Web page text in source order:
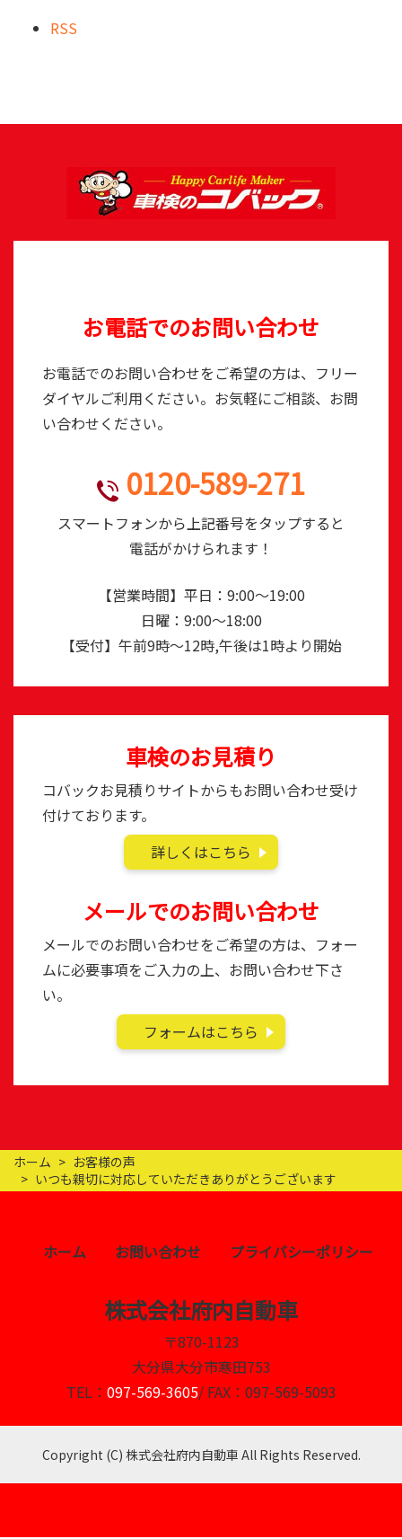
RSS
お電話でのお問い合わせ
お電話でのお問い合わせをご希望の方は、フリー
ダイヤルご利用ください。お気軽にご相談、お問
い合わせください。
TEL
0120-589-271
スマートフォンから上記番号をタップすると
電話がかけられます！
【営業時間】平日：9:00～19:00
日曜：9:00～18:00
【受付】午前9時～12時,午後は1時より開始
車検のお見積り
コバックお見積りサイトからもお問い合わせ受け
付けております。
詳しくはこちら
メールでのお問い合わせ
メールでのお問い合わせをご希望の方は、フォー
ムに必要事項をご入力の上、お問い合わせ下さ
い。
フォームはこちら
ホーム
お客様の声
いつも親切に対応していただきありがとうございます
ホーム お問い合わせ プライバシーポリシー
株式会社府内自動車
〒870-1123
大分県大分市寒田753
TEL： 097-569-3605/ FAX：097-569-5093
Copyright (C) 株式会社府内自動車 All Rights Reserved.